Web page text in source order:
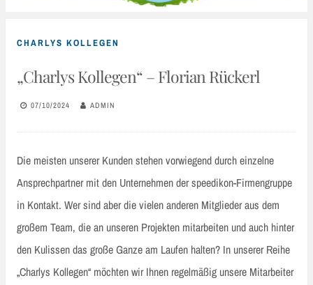
CHARLYS KOLLEGEN
„Charlys Kollegen“ – Florian Rückerl
07/10/2024 ADMIN
Die meisten unserer Kunden stehen vorwiegend durch einzelne
Ansprechpartner mit den Unternehmen der speedikon-Firmengruppe
in Kontakt. Wer sind aber die vielen anderen Mitglieder aus dem
großem Team, die an unseren Projekten mitarbeiten und auch hinter
den Kulissen das große Ganze am Laufen halten? In unserer Reihe
„Charlys Kollegen“ möchten wir Ihnen regelmäßig unsere Mitarbeiter